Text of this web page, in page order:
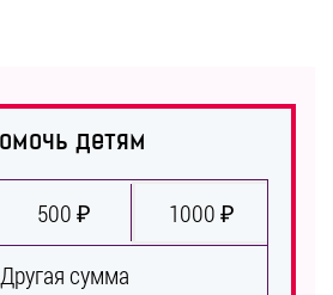
детям
500 ₽
1000 ₽
Другая сумма